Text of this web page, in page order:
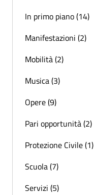
In primo piano (14)
Manifestazioni (2)
Mobilità (2)
Musica (3)
Opere (9)
Pari opportunità (2)
Protezione Civile (1)
Scuola (7)
Servizi (5)